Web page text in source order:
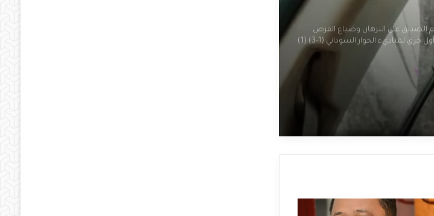
الصديق علي البرهان وضياع الفرص
خرق لمباديء الحوار السوداني (1-3) (1)